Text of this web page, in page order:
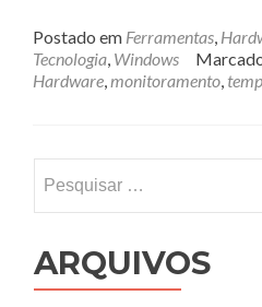
Postado em Ferramentas,
Tecnologia, Windows
Hardware,monitoramento,
por:
ARQUIVOS